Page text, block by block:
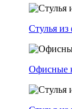
Стулья
Офисные